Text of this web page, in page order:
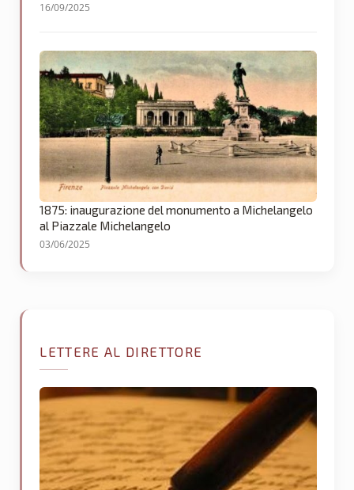
16/09/2025
1875: inaugurazione del monumento a Michelangelo
al Piazzale Michelangelo
03/06/2025
LETTERE AL DIRETTORE